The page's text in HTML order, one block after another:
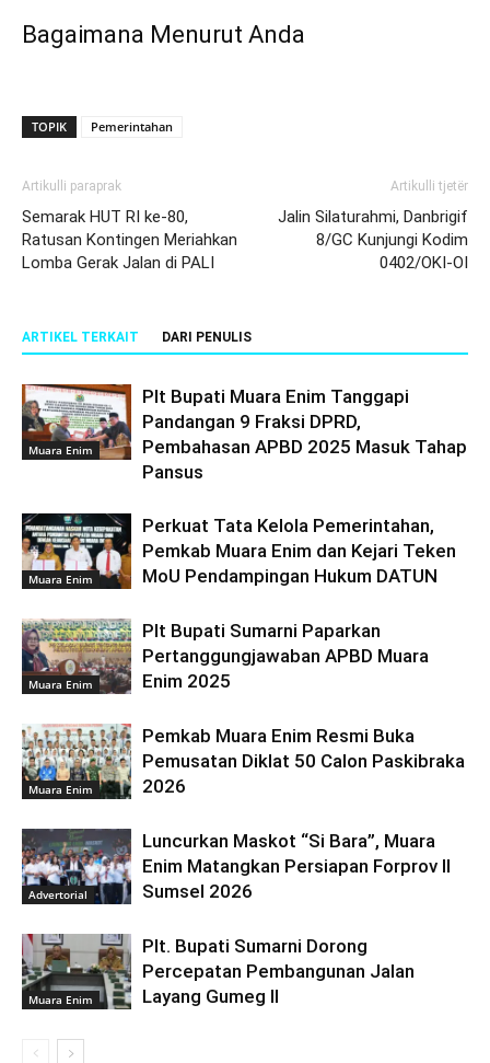
Bagaimana Menurut Anda
TOPIK Pemerintahan
Artikulli paraprak
Semarak HUT RI ke-80,
Ratusan Kontingen Meriahkan
Lomba Gerak Jalan di PALI
Artikulli tjetër
Jalin Silaturahmi, Danbrigif
8/GC Kunjungi Kodim
0402/OKI-OI
ARTIKEL TERKAIT DARI PENULIS
Muara Enim
Plt Bupati Muara Enim Tanggapi
Pandangan 9 Fraksi DPRD,
Pembahasan APBD 2025 Masuk Tahap
Pansus
Muara Enim
Perkuat Tata Kelola Pemerintahan,
Pemkab Muara Enim dan Kejari Teken
MoU Pendampingan Hukum DATUN
Muara Enim
Plt Bupati Sumarni Paparkan
Pertanggungjawaban APBD Muara
Enim 2025
Muara Enim
Pemkab Muara Enim Resmi Buka
Pemusatan Diklat 50 Calon Paskibraka
2026
Advertorial
Luncurkan Maskot “Si Bara”, Muara
Enim Matangkan Persiapan Forprov II
Sumsel 2026
Muara Enim
Plt. Bupati Sumarni Dorong
Percepatan Pembangunan Jalan
Layang Gumeg II